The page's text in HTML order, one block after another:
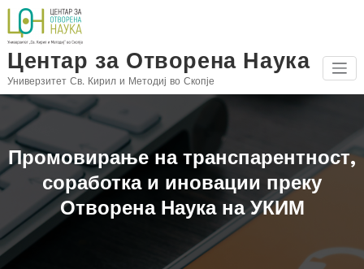
Skip
content
Центар за Отворена Наука
Универзитет Св. Кирил и Методиј во Скопје
Промовирање на транспарентност,
соработка и иновации преку
Отворена Наука на УКИМ